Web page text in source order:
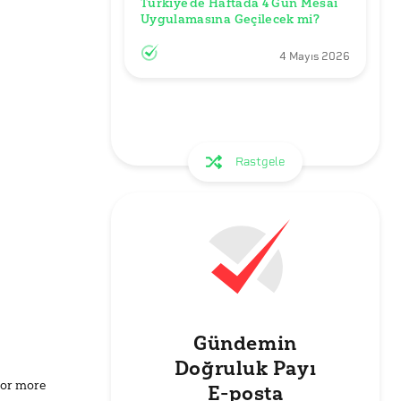
more
Uygulamasına Geçilecek mi?
4 Mayıs 2026
Rastgele
Gündemin
Doğruluk Payı
E-posta